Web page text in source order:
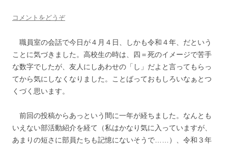
コメントをどうぞ
職員室の会話で今日が４月４日、しかも令和４年、だという
ことに気づきました。高校生の時は、四＝死のイメージで苦手
な数字でしたが、友人にしあわせの「し」だよと言ってもらっ
てから気にしなくなりました。ことばっておもしろいなぁとつ
くづく思います。
前回の投稿からあっという間に一年が経ちました。なんとも
いえない部活動紹介を経て（私はかなり気に入っていますが、
あまりの短さに部員たちも記憶にないそうで……）、令和３年